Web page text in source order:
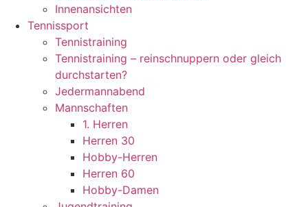
Innenansichten
Tennissport
Tennistraining
Tennistraining – reinschnuppern oder gleich
durchstarten?
Jedermannabend
Mannschaften
1. Herren
Herren 30
Hobby-Herren
Herren 60
Hobby-Damen